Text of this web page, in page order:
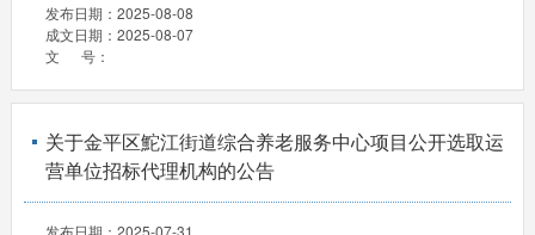
发布日期： 2025-08-08
成文日期： 2025-08-07
文 号：
关于金平区鮀江街道综合养老服务中心项目公开选取运
营单位招标代理机构的公告
发布日期： 2025-07-31